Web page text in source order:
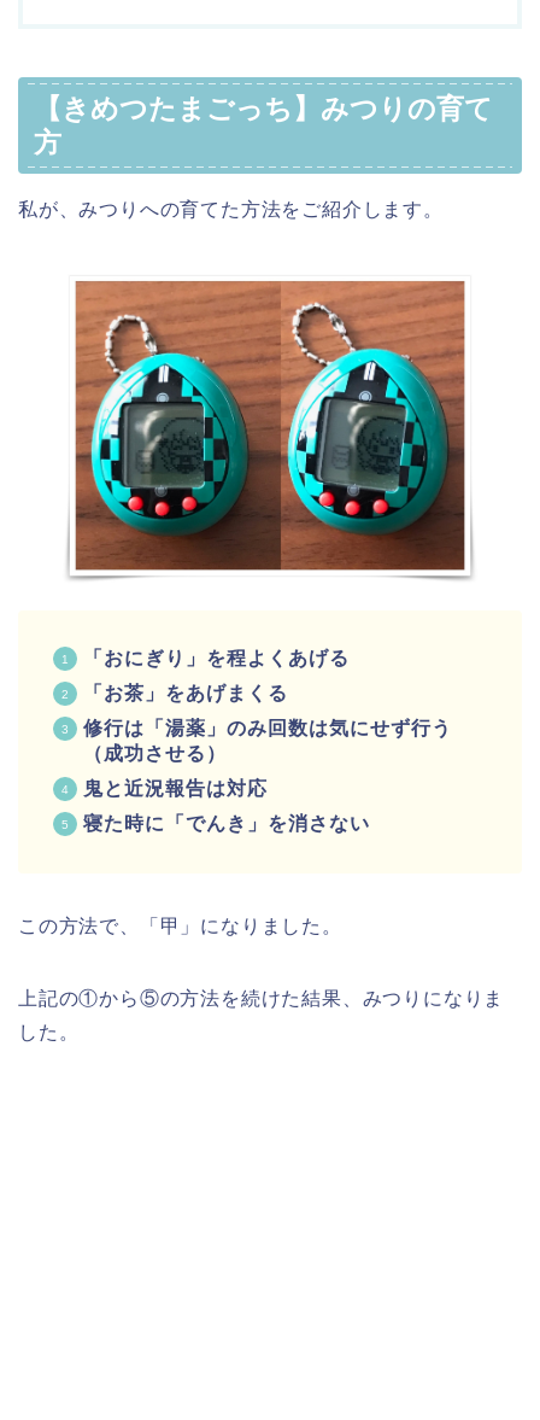
【きめつたまごっち】みつりの育て
方
私が、みつりへの育てた方法をご紹介します。
「おにぎり」を程よくあげる
「お茶」をあげまくる
修行は「湯薬」のみ回数は気にせず行う
（成功させる）
鬼と近況報告は対応
寝た時に「でんき」を消さない
この方法で、「甲」になりました。
上記の①から⑤の方法を続けた結果、みつりになりま
した。